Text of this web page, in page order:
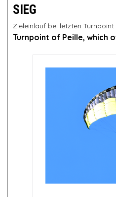
SIEG
Zieleinlauf bei letzten
Turnpoint of Peille, which